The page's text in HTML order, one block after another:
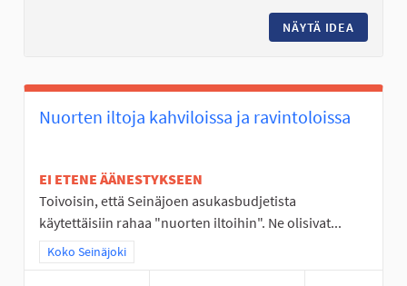
NÄYTÄ IDEA
Nuorten iltoja kahviloissa ja ravintoloissa
EI ETENE ÄÄNESTYKSEEN
Toivoisin, että Seinäjoen asukasbudjetista
käytettäisiin rahaa "nuorten iltoihin". Ne olisivat...
Rajaa tulokset teeman mukaan: Koko Seinäjoki
Koko Seinäjoki